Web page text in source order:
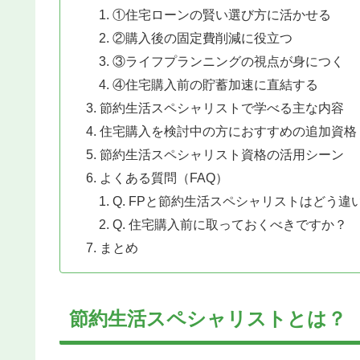
①住宅ローンの賢い選び方に活かせる
②購入後の固定費削減に役立つ
③ライフプランニングの視点が身につく
④住宅購入前の貯蓄加速に直結する
節約生活スペシャリストで学べる主な内容
住宅購入を検討中の方におすすめの追加資格
節約生活スペシャリスト資格の活用シーン
よくある質問（FAQ）
Q. FPと節約生活スペシャリストはどう違
Q. 住宅購入前に取っておくべきですか？
まとめ
節約生活スペシャリストとは？